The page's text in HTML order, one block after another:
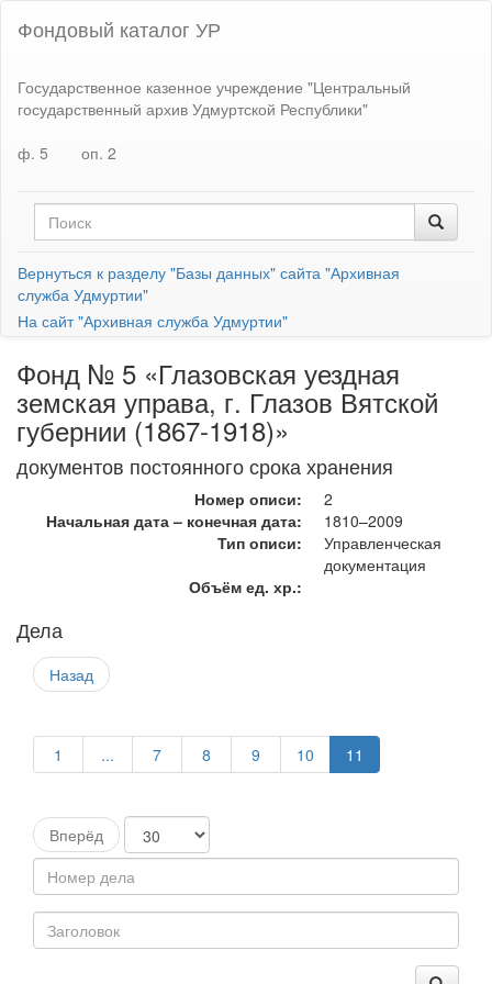
Фондовый каталог УР
Государственное казенное учреждение "Центральный
государственный архив Удмуртской Республики"
ф. 5
оп. 2
Вернуться к разделу "Базы данных" сайта "Архивная
служба Удмуртии"
На сайт "Архивная служба Удмуртии"
Фонд № 5 «Глазовская уездная
земская управа, г. Глазов Вятской
губернии (1867-1918)»
документов постоянного срока хранения
Номер описи:
2
Начальная дата – конечная дата:
1810–2009
Тип описи:
Управленческая
документация
Объём ед. хр.:
Дела
Назад
1 ... 7 8 9 10 11
Вперёд